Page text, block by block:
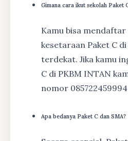
Gimana cara ikut sekolah Paket
Kamu bisa
kesetaraan Paket C
terdekat. Jika kamu
C di PKBM INTAN
nomor 085722459994
Apa bedanya Paket C dan SMA?